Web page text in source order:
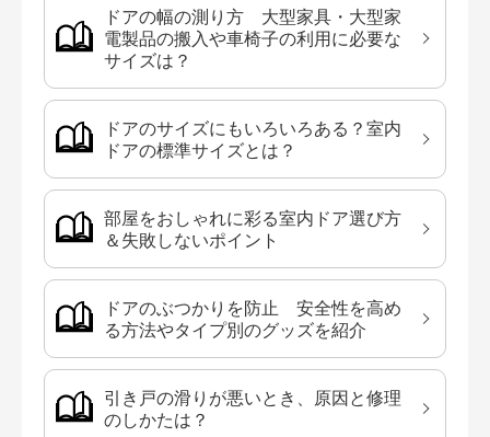
ドアの幅の測り方 大型家具・大型家
電製品の搬入や車椅子の利用に必要な
サイズは？
ドアのサイズにもいろいろある？室内
ドアの標準サイズとは？
部屋をおしゃれに彩る室内ドア選び方
＆失敗しないポイント
ドアのぶつかりを防止 安全性を高め
る方法やタイプ別のグッズを紹介
引き戸の滑りが悪いとき、原因と修理
のしかたは？